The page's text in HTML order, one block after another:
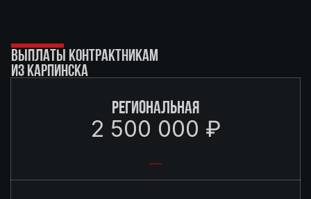
ВЫПЛАТЫ КОНТРАКТНИКАМ
ИЗ КАРПИНСКА
РЕГИОНАЛЬНАЯ
2 500 000 ₽